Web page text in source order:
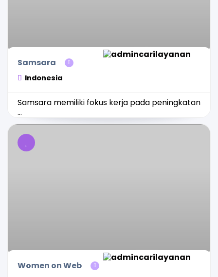
Samsara
Indonesia
Samsara memiliki fokus kerja pada peningkatan
...
Women on Web